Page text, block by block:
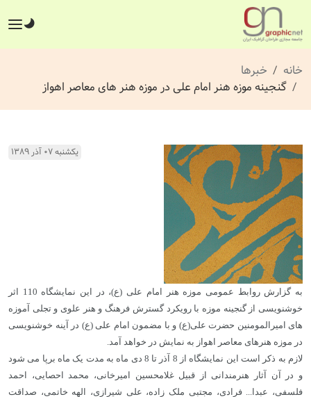
خانه
خبرها
گنجینه موزه هنر امام علی در موزه هنر های معاصر اهواز
یکشنبه ۰۷ آذر ۱۳۸۹
به گزارش روابط عمومی موزه هنر امام علی (ع)، در این نمایشگاه 110 اثر
خوشنویسی از گنجینه موزه با رویکرد گسترش فرهنگ و هنر علوی و تجلی آموزه
های امیرالمومنین حضرت علی(ع) و با مضمون امام علی (ع) در آینه خوشنویسی
در موزه هنرهای معاصر اهواز به نمایش در خواهد آمد.
لازم به ذکر است این نمایشگاه از 8 آذر تا 8 دی ماه به مدت یک ماه برپا می شود
و در آن آثار هنرمندانی از قبیل غلامحسین امیرخانی، محمد احصایی، احمد
فلسفی، عبدا... فرادی، مجتبی ملک زاده، علی شیرازی، الهه خاتمی، صداقت